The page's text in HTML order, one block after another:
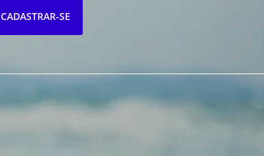
CADASTRAR-SE